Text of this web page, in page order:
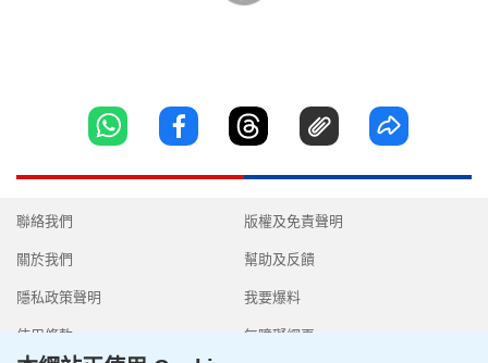
聯絡我們
關於我們
隱私政策聲明
使用條款
版權及免責聲明
幫助及反饋
我要爆料
無障礙網頁